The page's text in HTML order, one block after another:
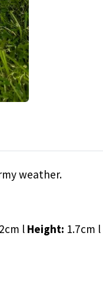
weather.
l Height: 1.7cm l